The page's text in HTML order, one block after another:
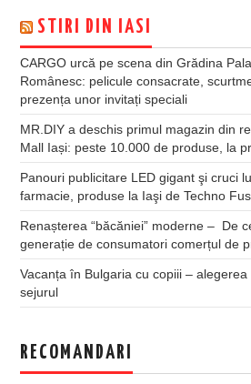
STIRI DIN IASI
CARGO urcă pe scena din Grădina
Românesc: pelicule consacrate,
prezența unor invitați speciali
MR.DIY a deschis primul magazin din
Mall Iași: peste 10.000 de produse, la
Panouri publicitare LED gigant şi cruci
farmacie, produse la Iaşi de Techno
Renașterea “băcăniei” moderne – De
generație de consumatori comerțul de
Vacanța în Bulgaria cu copiii –
sejurul
RECOMANDARI